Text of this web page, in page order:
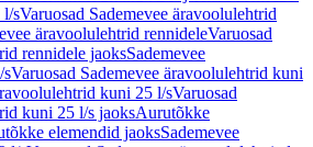
l/sVaruosad Sademevee äravoolulehtrid
äravoolulehtrid rennideleVaruosad
rennidele jaoksSademevee
sVaruosad Sademevee äravoolulehtrid kuni
kuni 25 l/sVaruosad
kuni 25 l/s jaoksAurutõkke
elemendid jaoksSademevee